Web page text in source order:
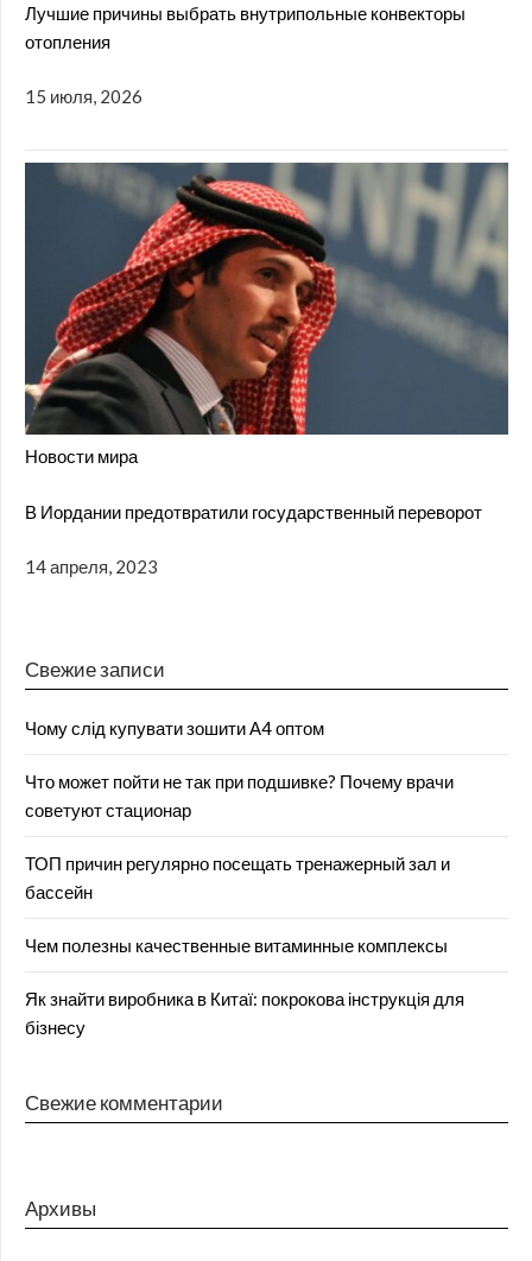
Лучшие причины выбрать внутрипольные конвекторы
отопления
15 июля, 2026
Новости мира
В Иордании предотвратили государственный переворот
14 апреля, 2023
Свежие записи
Чому слід купувати зошити А4 оптом
Что может пойти не так при подшивке? Почему врачи
советуют стационар
ТОП причин регулярно посещать тренажерный зал и
бассейн
Чем полезны качественные витаминные комплексы
Як знайти виробника в Китаї: покрокова інструкція для
бізнесу
Свежие комментарии
Архивы